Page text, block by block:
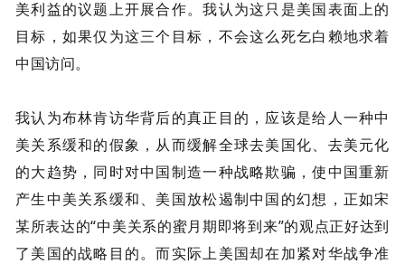
美利益的议题上开展合作。我认为这只是美国表面上的
目标，如果仅为这三个目标，不会这么死乞白赖地求着
中国访问。
我认为布林肯访华背后的真正目的，应该是给人一种中
美关系缓和的假象，从而缓解全球去美国化、去美元化
的大趋势，同时对中国制造一种战略欺骗，使中国重新
产生中美关系缓和、美国放松遏制中国的幻想，正如宋
某所表达的“中美关系的蜜月期即将到来”的观点正好达到
了美国的战略目的。而实际上美国却在加紧对华战争准